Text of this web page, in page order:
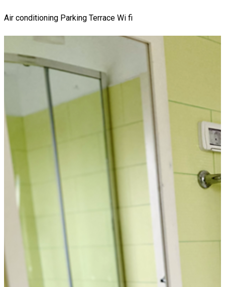
Air conditioning Parking Terrace Wi fi